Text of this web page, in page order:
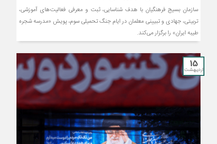
سازمان بسیج فرهنگیان با هدف شناسایی، ثبت و معرفی فعالیت‌های آموزشی،
تربیتی، جهادی و تبیینی معلمان در ایام جنگ تحمیلی سوم، پویش «مدرسه شجره
طیبه ایران» را برگزار می‌کند.
15
اردیبهشت